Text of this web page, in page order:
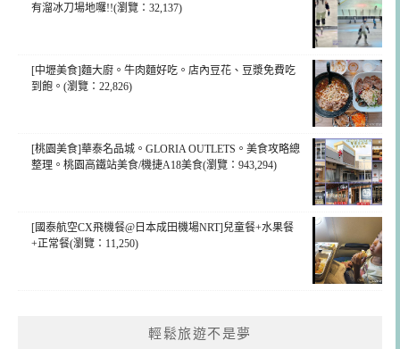
有溜冰刀場地囉!!(瀏覽：32,137)
[中壢美食]麵大廚。牛肉麵好吃。店內豆花、豆漿免費吃
到飽。(瀏覽：22,826)
[桃園美食]華泰名品城。GLORIA OUTLETS。美食攻略總
整理。桃園高鐵站美食/機捷A18美食(瀏覽：943,294)
[國泰航空CX飛機餐@日本成田機場NRT]兒童餐+水果餐
+正常餐(瀏覽：11,250)
輕鬆旅遊不是夢